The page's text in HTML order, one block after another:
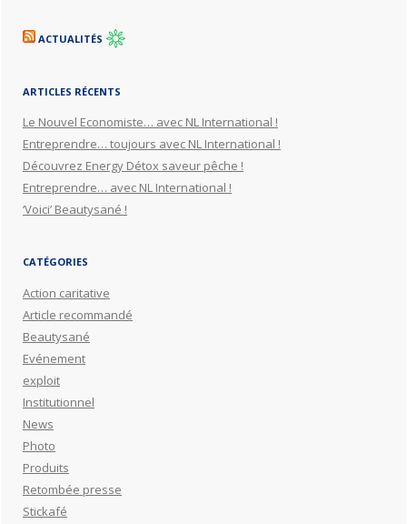
ACTUALITÉS
ARTICLES RÉCENTS
Le Nouvel Economiste… avec NL International !
Entreprendre… toujours avec NL International !
Découvrez Energy Détox saveur pêche !
Entreprendre… avec NL International !
‘Voici’ Beautysané !
CATÉGORIES
Action caritative
Article recommandé
Beautysané
Evénement
exploit
Institutionnel
News
Photo
Produits
Retombée presse
Stickafé